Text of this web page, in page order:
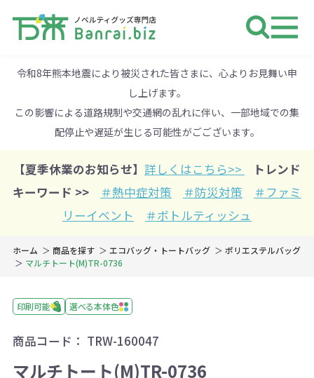
令和8年熊本地震により被災された皆さまに、心よりお見舞い申
し上げます。
この影響による道路規制や交通網の乱れに伴い、一部地域での集
配停止や遅延が生じる可能性がごございます。
【夏季休業のお知らせ】 詳しくはこちら>>
トレンド
キーワード >>
＃熱中症対策 ＃防災対策
＃ファミ
リーイベント
＃ボトルティッシュ
ホーム 商品を探す エコバッグ・トートバッグ
ポリエステルバッグ
マルチトート(M)TR-0736
印刷可能 選べる本体色
商品コード： TRW-160047
マルチトート(M)TR-0736